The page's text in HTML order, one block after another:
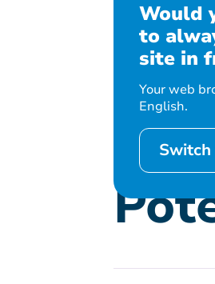
Would
to
site in
Your web
English.
Accueil
Poterie -